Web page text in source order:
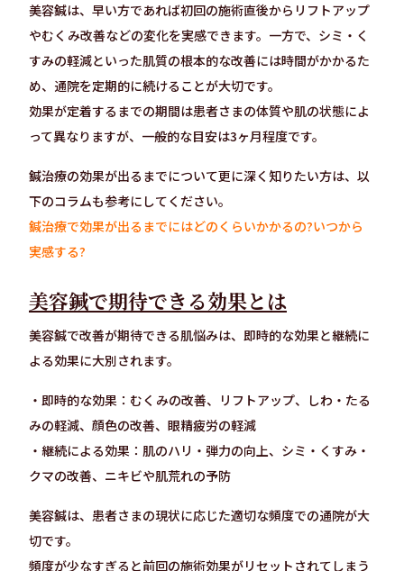
美容鍼は、早い方であれば初回の施術直後からリフトアップ
やむくみ改善などの変化を実感できます。一方で、シミ・く
すみの軽減といった肌質の根本的な改善には時間がかかるた
め、通院を定期的に続けることが大切です。
効果が定着するまでの期間は患者さまの体質や肌の状態によ
って異なりますが、一般的な目安は3ヶ月程度です。
鍼治療の効果が出るまでについて更に深く知りたい方は、以
下のコラムも参考にしてください。
鍼治療で効果が出るまでにはどのくらいかかるの?いつから
実感する?
美容鍼で期待できる効果とは
美容鍼で改善が期待できる肌悩みは、即時的な効果と継続に
よる効果に大別されます。
・即時的な効果：むくみの改善、リフトアップ、しわ・たる
みの軽減、顔色の改善、眼精疲労の軽減
・継続による効果：肌のハリ・弾力の向上、シミ・くすみ・
クマの改善、ニキビや肌荒れの予防
美容鍼は、患者さまの現状に応じた適切な頻度での通院が大
切です。
頻度が少なすぎると前回の施術効果がリセットされてしまう